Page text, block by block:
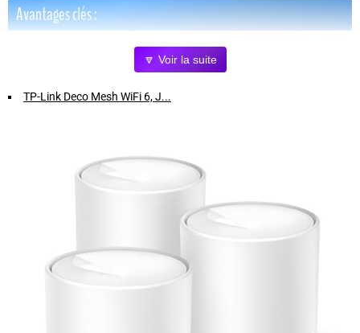
Avantages clés :
Vitesse ultra-rapide jusqu'à 9,3 Gbps
ligne et transfert massif de données.
puissance pour un signal fiable dans toute la maison.
et stables, compatibles Fibre 2,5 Gbps.
Itinérance IA transparente
pour un passage fluide entre les unités
via l'application intuitive Deco,
accessible partout depuis votre smartphone.
Pourquoi choisir le Deco BE9300 ?
🔽 Voir la suite
TP-Link Deco Mesh WiFi 6, J...